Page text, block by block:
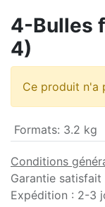
4-Bulles
4)
Ce produit n'a
Formats: 3.2 kg
Conditions
Garantie
Expédition : 2-3